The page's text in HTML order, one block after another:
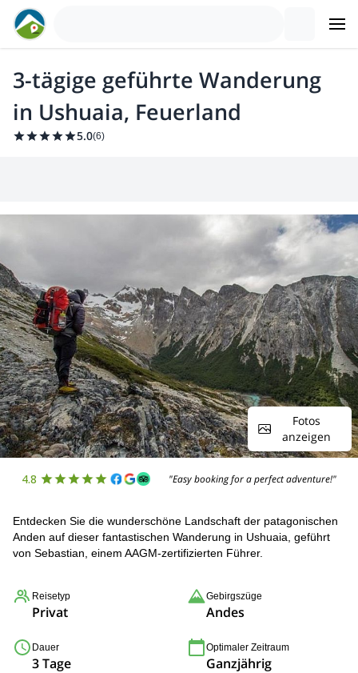
3-tägige geführte Wanderung
in Ushuaia, Feuerland
5.0(6)
Fotos
anzeigen
4.8 "Easy booking for a perfect adventure!"
Entdecken Sie die wunderschöne Landschaft der patagonischen
Anden auf dieser fantastischen Wanderung in Ushuaia, geführt
von Sebastian, einem AAGM-zertifizierten Führer.
Reisetyp
Privat
Gebirgszüge
Andes
Dauer
3 Tage
Optimaler Zeitraum
Ganzjährig